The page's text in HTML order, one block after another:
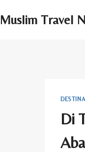
Muslim Travel
Di